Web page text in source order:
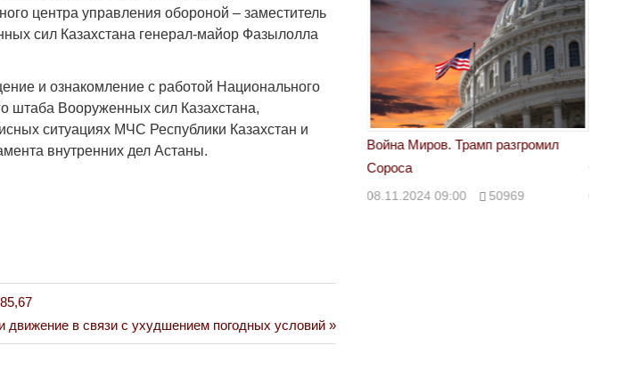
центра управления обороной – заместитель
сил Казахстана генерал-майор Фазылолла
и ознакомление с работой Национального
штаба Вооруженных сил Казахстана,
ситуациях МЧС Республики Казахстан и
внутренних дел Астаны.
движение в связи с ухудшением погодных условий
Война Миров. Трамп разгромил
Война Миров. Трамп разгромил
Сороса
08.11.2024 09:00 50969